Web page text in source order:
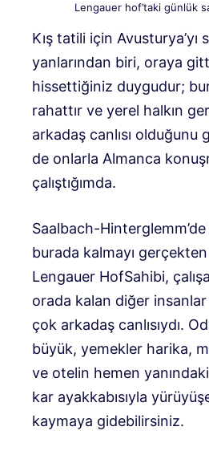
Lengauer hof’taki günlük
Kış tatili için Avusturya’yı
yanlarından biri, oraya
hissettiğiniz duygudur;
rahattır ve yerel halkın
arkadaş canlısı olduğunu
de onlarla Almanca
çalıştığımda.
Saalbach-
burada kalmayı
Lengauer HofSahibi,
orada kalan diğer
çok arkadaş canlısıydı.
büyük, yemekler harika,
ve otelin hemen
kar ayakkabısıyla
kaymaya gidebilirsiniz.